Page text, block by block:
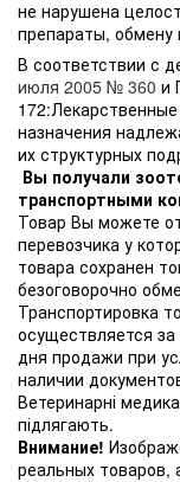
не нарушена
препараты, обмену
В соответствии с
июля 2005 № 360 и
назначения
их структурных
Вы получали
транспортными
Товар Вы можете
перевозчика у
товара сохранен
безоговорочно
Транспортировка
осуществляется
дня продажи при
наличии
Ветеринарні
підлягають.
Внимание!
реальных товаров,